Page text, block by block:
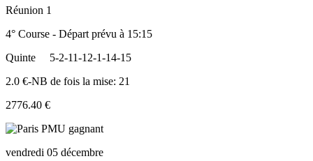
Réunion 1
4° Course - Départ prévu à 15:15
Quinte
5-2-11-12-1-14-15
2.0 €-NB de fois la mise: 21
2776.40 €
vendredi 05 décembre